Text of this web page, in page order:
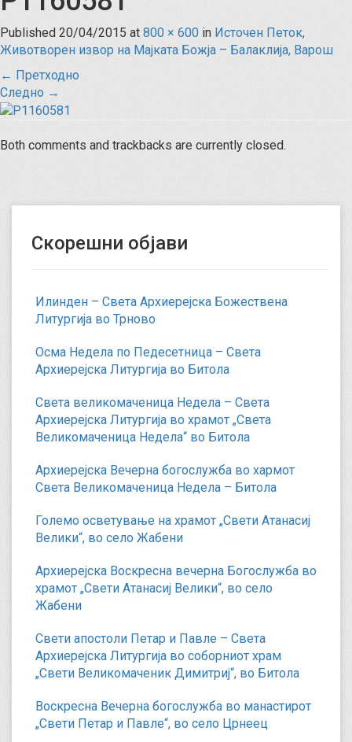
Published 20/04/2015 at 800 × 600 in Источен Петок,
Животворен извор на Мајката Божја – Балаклија, Варош
← Претходно
Следно →
Both comments and trackbacks are currently closed.
Скорешни објави
Илинден – Света Архиерејска Божествена
Литургија во Трново
Осма Недела по Педесетница – Света
Архиерејска Литургија во Битола
Света великомаченица Недела – Света
Архиерејска Литургија во храмот „Света
Великомаченица Недела“ во Битола
Архиерејска Вечерна богослужба во хармот
Света Великомаченица Недела – Битола
Големо осветување на храмот „Свети Атанасиј
Велики“, во село Жабени
Архиерејска Воскресна вечерна Богослужба во
храмот „Свети Атанасиј Велики“, во село
Жабени
Свети апостоли Петар и Павле – Света
Архиерејска Литургија во соборниот храм
„Свети Великомаченик Димитриј“, во Битола
Воскресна Вечерна богослужба во манастирот
„Свети Петар и Павле“, во село Црнеец